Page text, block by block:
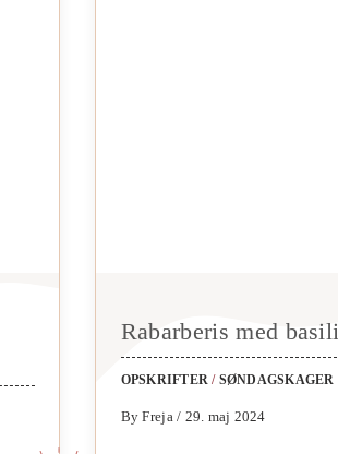
Rabarberis med
OPSKRIFTER / SØNDAGSKAGER
By Freja / 29. maj 2024